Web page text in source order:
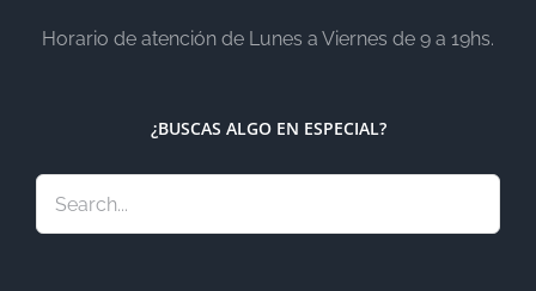
Horario de atención de Lunes a Viernes de 9 a 19hs.
¿BUSCAS ALGO EN ESPECIAL?